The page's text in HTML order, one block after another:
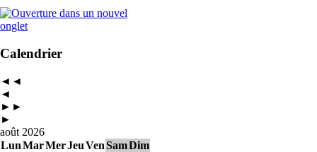
Calendrier
◄◄
◄
►►
►
août 2026
LunMarMerJeuVenSamDim